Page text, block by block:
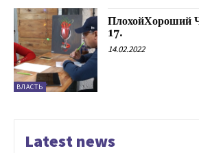
ВЛАСТЬ
ПлохойХороший
17.
14.02.2022
Latest news